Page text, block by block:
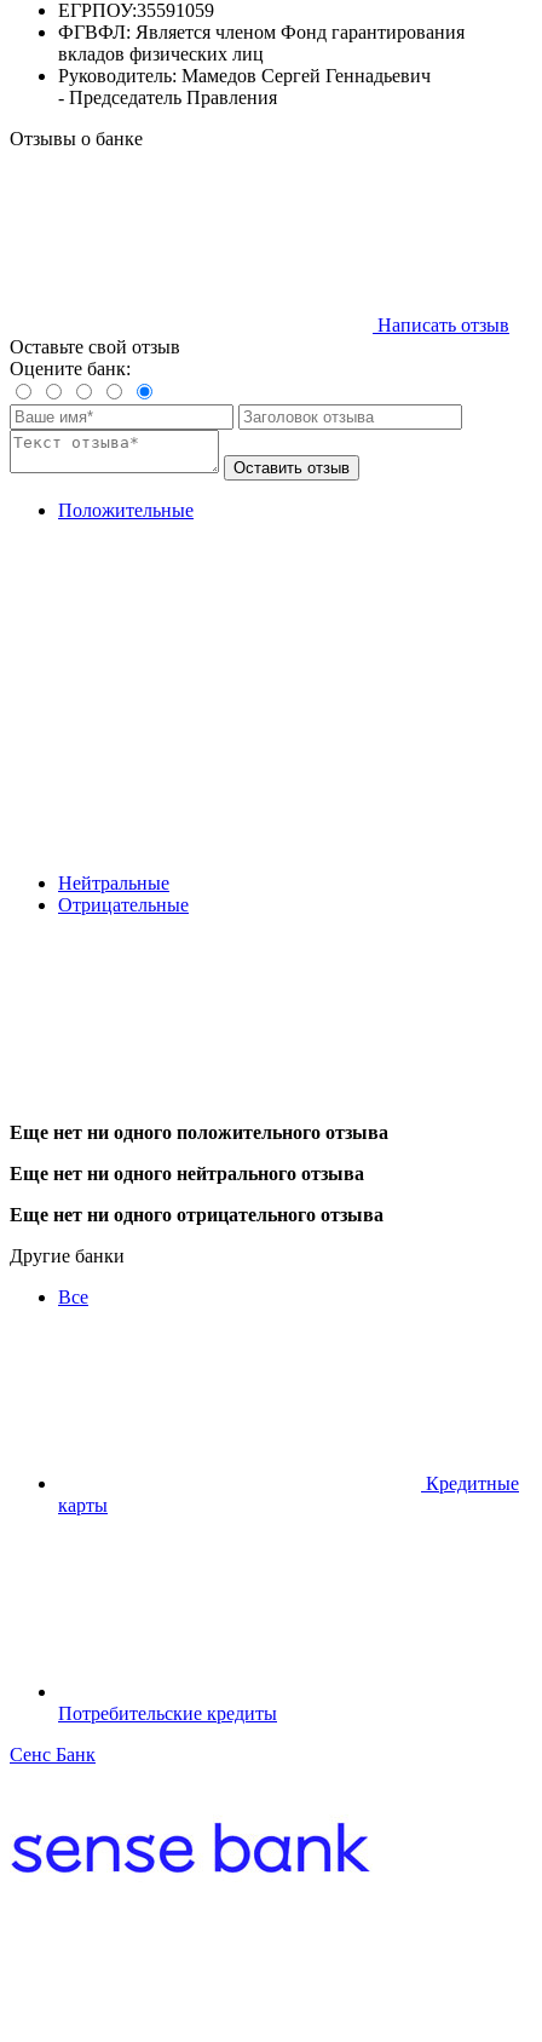
ЕГРПОУ:35591059
ФГВФЛ: Является членом Фонд гарантирования
вкладов физических лиц
Руководитель: Мамедов Сергей Геннадьевич
- Председатель Правления
Отзывы о банке
Написать отзыв
Оставьте свой отзыв
Оцените банк:
Оставить отзыв
Положительные
Нейтральные
Отрицательные
Еще нет ни одного положительного отзыва
Еще нет ни одного нейтрального отзыва
Еще нет ни одного отрицательного отзыва
Другие банки
Все
Кредитные
карты
Потребительские кредиты
Сенс Банк